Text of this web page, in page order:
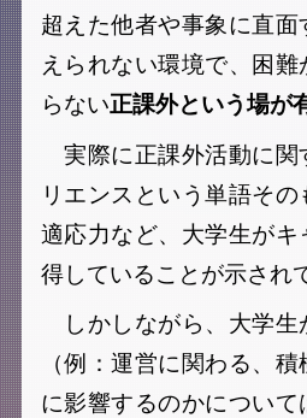
超えた他者や事象に直
えられない環境で、困
らない正課外という場が
実際に正課外活動に関
リエンスという単語そ
適応力など、大学生が
得していることが示され
しかしながら、大学生
（例：運営に関わる、
に影響するのかについ